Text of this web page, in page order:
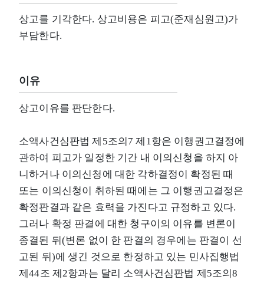
상고를 기각한다. 상고비용은 피고(준재심원고)가
부담한다.
이유
상고이유를 판단한다.
소액사건심판법 제5조의7 제1항은 이행권고결정에
관하여 피고가 일정한 기간 내 이의신청을 하지 아
니하거나 이의신청에 대한 각하결정이 확정된 때
또는 이의신청이 취하된 때에는 그 이행권고결정은
확정판결과 같은 효력을 가진다고 규정하고 있다.
그러나 확정 판결에 대한 청구이의 이유를 변론이
종결된 뒤(변론 없이 한 판결의 경우에는 판결이 선
고된 뒤)에 생긴 것으로 한정하고 있는 민사집행법
제44조 제2항과는 달리 소액사건심판법 제5조의8